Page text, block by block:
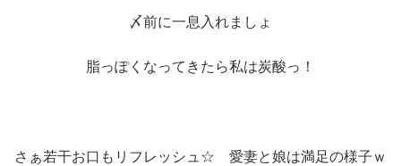
〆前に一息入れましょ
脂っぽくなってきたら私は炭酸っ！
さぁ若干お口もリフレッシュ☆ 愛妻と娘は満足の様子ｗ